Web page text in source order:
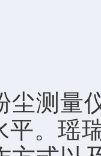
尘测量
平。瑶